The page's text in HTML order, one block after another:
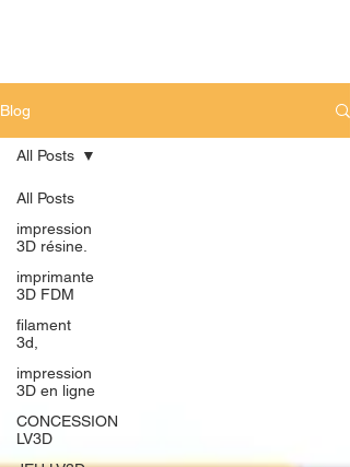
Blog
All Posts
impression
3D résine.
imprimante
3D FDM
filament
3d,
impression
3D en ligne
CONCESSION
LV3D
All Posts